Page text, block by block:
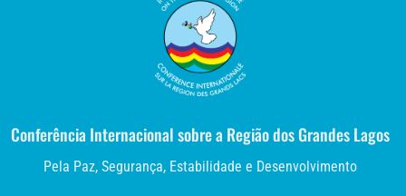
Conferência Internacional sobre a Região dos Grandes Lagos
Pela Paz, Segurança, Estabilidade e Desenvolvimento